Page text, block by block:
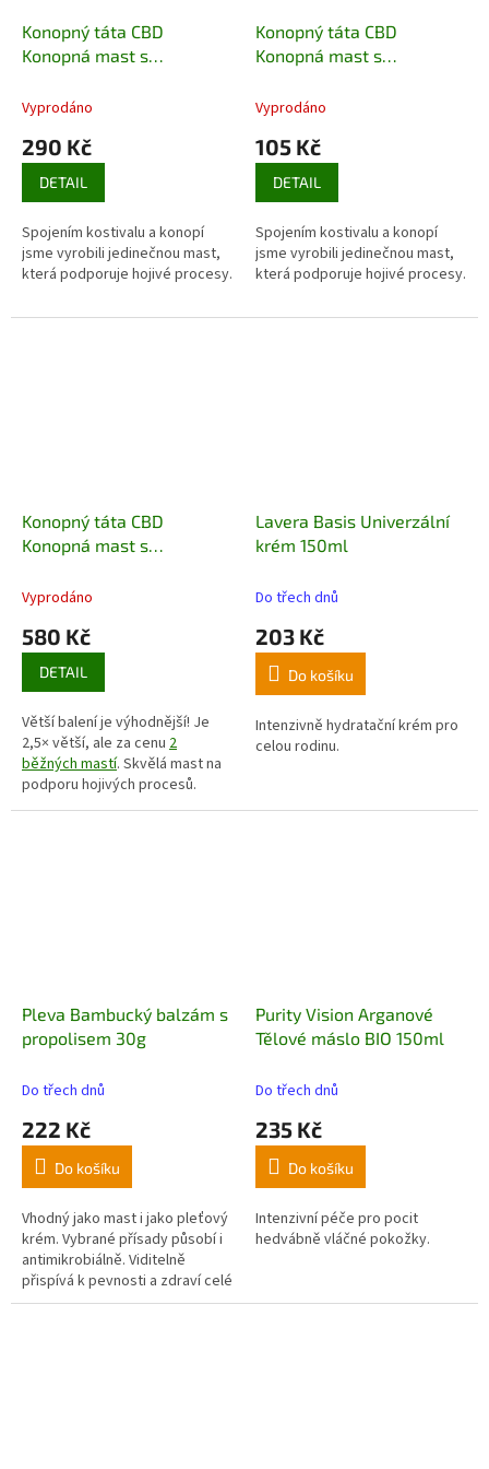
Konopný táta CBD
Konopná mast s
Vyprodáno
290 Kč
DETAIL
Spojením kostivalu a konopí
jsme vyrobili jedinečnou mast,
která podporuje hojivé procesy.
Konopný táta CBD
Konopná mast s
Vyprodáno
105 Kč
DETAIL
Spojením kostivalu a konopí
jsme vyrobili jedinečnou mast,
která podporuje hojivé procesy.
Konopný táta CBD
Konopná mast s
Vyprodáno
580 Kč
DETAIL
Větší balení je výhodnější! Je
2,5× větší, ale za cenu 2
běžných mastí. Skvělá mast na
podporu hojivých procesů.
Vhodná pro citlivou pokožku a
Lavera Basis Univerzální
krém 150ml
Do třech dnů
203 Kč
Do košíku
Intenzivně hydratační krém pro
celou rodinu.
Pleva Bambucký balzám s
propolisem 30g
Do třech dnů
222 Kč
Do košíku
Vhodný jako mast i jako pleťový
krém. Vybrané přísady působí i
antimikrobiálně. Viditelně
přispívá k pevnosti a zdraví celé
vaší pokožky – a to hned po
Purity Vision Arganové
Tělové máslo BIO 150ml
Do třech dnů
235 Kč
Do košíku
Intenzivní péče pro pocit
hedvábně vláčné pokožky.